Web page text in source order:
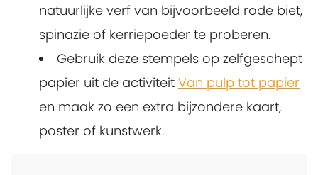
natuurlijke verf van bijvoorbeeld rode biet,
spinazie of kerriepoeder te proberen.
Gebruik deze stempels op zelfgeschept
papier uit de activiteit Van pulp tot papier
en maak zo een extra bijzondere kaart,
poster of kunstwerk.